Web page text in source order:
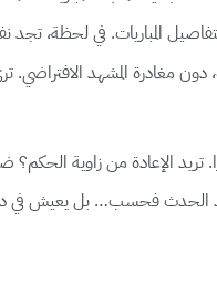
المباريات. في
مغادرة المشهد
الإعادة من زاوية
الحدث فحسب… بل يعيش في